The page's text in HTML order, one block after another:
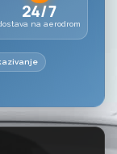
24/7
na aerodrom